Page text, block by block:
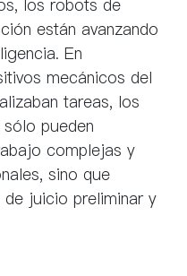
los robots de
están avanzando
En
mecánicos del
tareas, los
pueden
complejas y
sino que
juicio preliminar y